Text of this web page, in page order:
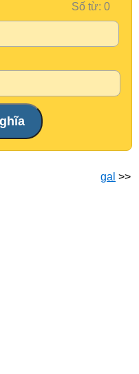
Số từ:
gal >>